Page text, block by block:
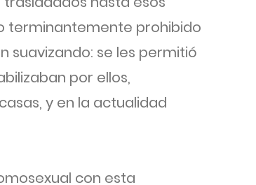
terminantemente prohibido
suavizando: se les permitió
por ellos,
y en la actualidad
con esta